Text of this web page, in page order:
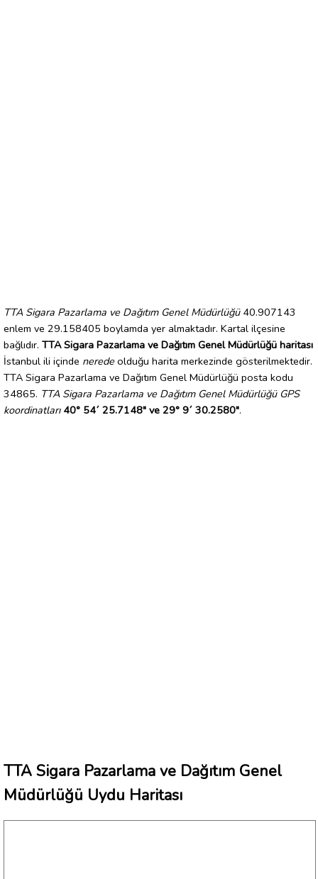
TTA Sigara Pazarlama ve Dağıtım Genel Müdürlüğü40.907143
enlem ve 29.158405 boylamda yer almaktadır. Kartal ilçesine
bağlıdır. TTA Sigara Pazarlama ve Dağıtım Genel Müdürlüğü haritası
İstanbul ili içinde nerede olduğu harita merkezinde gösterilmektedir.
TTA Sigara Pazarlama ve Dağıtım Genel Müdürlüğü posta kodu
34865. TTA Sigara Pazarlama ve Dağıtım Genel Müdürlüğü GPS
koordinatları 40° 54´ 25.7148" ve 29° 9´ 30.2580".
TTA Sigara Pazarlama ve Dağıtım Genel
Müdürlüğü Uydu Haritası